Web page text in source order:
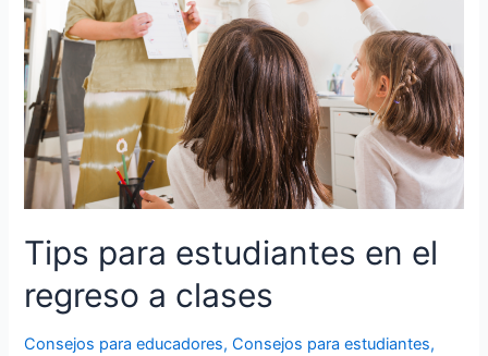
Tips para estudiantes en el
regreso a clases
Consejos para educadores,Consejos para estudiantes,